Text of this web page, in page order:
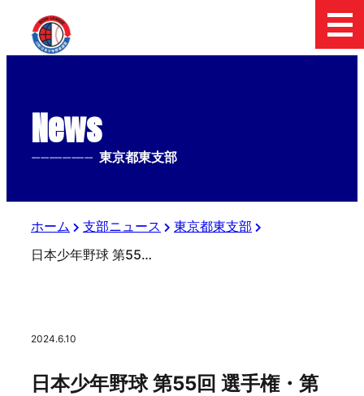
News
-------------- 東京都東支部
ホーム 支部ニュース
東京都東支部
日本少年野球 第55回 選手権・第49回 関東大会・第3回 東北選抜大会 東京都東支部予選 二日目の結果
2024.6.10
日本少年野球 第55回 選手権・第